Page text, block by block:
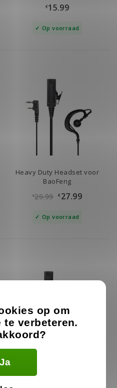
€15.99
Op voorraad
Heavy Duty Headset voor
BaoFeng
€29.99 €27.99
Op voorraad
op om
te verbeteren.
Ja